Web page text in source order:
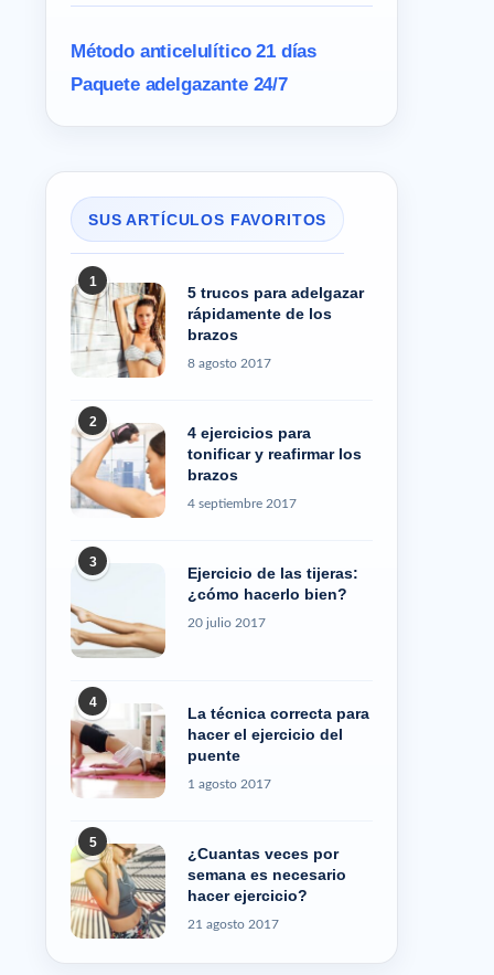
Método anticelulítico 21 días
Paquete adelgazante 24/7
SUS ARTÍCULOS FAVORITOS
1
5 trucos para adelgazar
rápidamente de los
brazos
8 agosto 2017
2
4 ejercicios para
tonificar y reafirmar los
brazos
4 septiembre 2017
3
Ejercicio de las tijeras:
¿cómo hacerlo bien?
20 julio 2017
4
La técnica correcta para
hacer el ejercicio del
puente
1 agosto 2017
5
¿Cuantas veces por
semana es necesario
hacer ejercicio?
21 agosto 2017